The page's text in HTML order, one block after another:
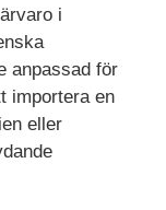
i
anpassad för
importera en
eller